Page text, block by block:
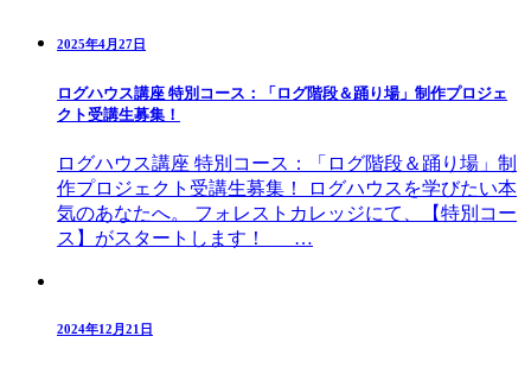
2025年4月27日
ログハウス講座 特別コース：「ログ階段＆踊り場」制作プロジェ
クト受講生募集！
ログハウス講座 特別コース：「ログ階段＆踊り場」制
作プロジェクト受講生募集！ ログハウスを学びたい本
気のあなたへ。 フォレストカレッジにて、【特別コー
ス】がスタートします！ …
2024年12月21日